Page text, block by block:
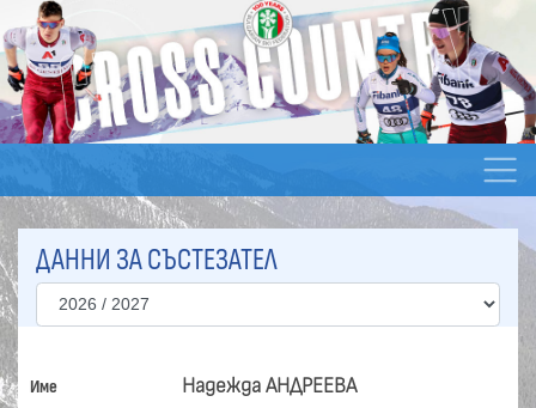
ДАННИ ЗА СЪСТЕЗАТЕЛ
Име Надежда АНДРЕЕВА